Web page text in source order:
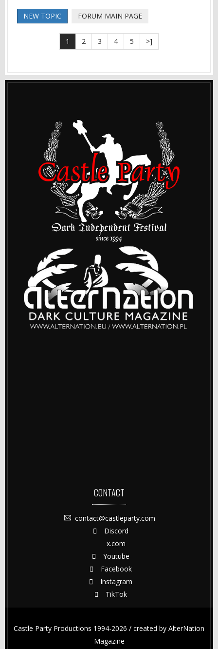
NEW TOPIC FORUM MAIN PAGE
1 2 3 4 5 >]
CONTACT
contact@castleparty.com
Discord
x.com
Youtube
Facebook
Instagram
TikTok
Castle Party Productions 1994-2026 / created by AlterNation
Magazine